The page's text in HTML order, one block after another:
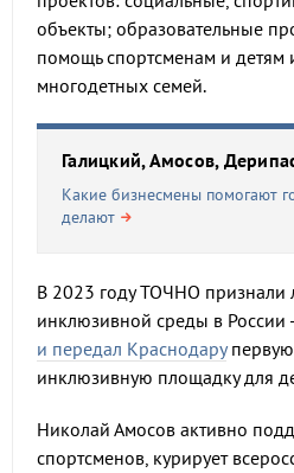
объекты; образовательные
помощь спортсменам и детям
многодетных семей.
Галицкий, Амосов,
Какие бизнесмены помогают
делают
В 2023 году ТОЧНО признали
инклюзивной среды в
и передал Краснодару
инклюзивную площадку для
Николай Амосов активно
спортсменов, курирует